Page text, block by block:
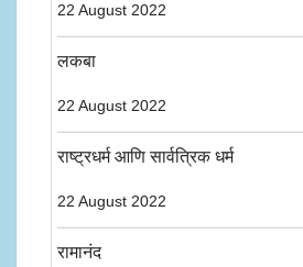
22 August 2022
लकबा
22 August 2022
राष्ट्रधर्म आणि सार्वत्रिक धर्म
22 August 2022
रामानंद